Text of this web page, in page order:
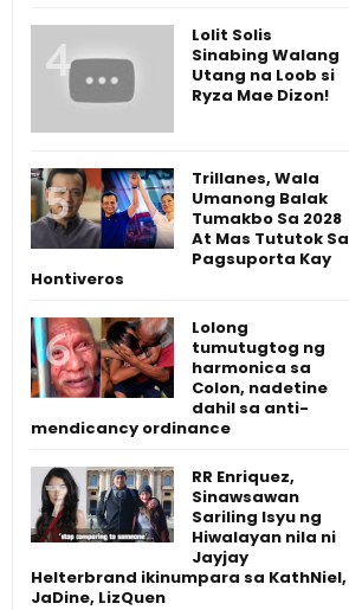
Lolit Solis
Sinabing Walang
Utang na Loob si
Ryza Mae Dizon!
Trillanes, Wala
Umanong Balak
Tumakbo Sa 2028
At Mas Tututok Sa
Pagsuporta Kay
Hontiveros
Lolong
tumutugtog ng
harmonica sa
Colon, nadetine
dahil sa anti-
mendicancy ordinance
RR Enriquez,
Sinawsawan
Sariling Isyu ng
Hiwalayan nila ni
Jayjay
Helterbrand ikinumpara sa KathNiel,
JaDine, LizQuen